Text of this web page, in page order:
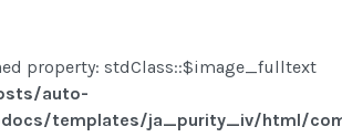
property: stdClass::$image_fulltext
auto-
templates/ja_purity_iv/html/